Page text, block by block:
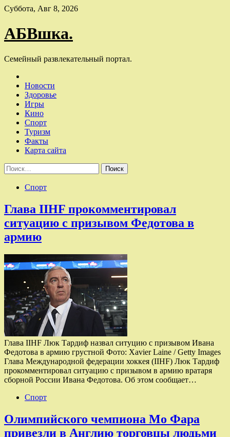
Skip
content
Суббота, Авг 8, 2026
АБВшка.
Семейный развлекательный портал.
Новости
Здоровье
Игры
Кино
Спорт
Туризм
Факты
Карта сайта
Найти:
Спорт
Глава IIHF прокомментировал
ситуацию с призывом Федотова в
армию
Глава IIHF Люк Тардиф назвал ситуцию с призывом Ивана
Федотова в армию грустной Фото: Xavier Laine / Getty Images
Глава Международной федерации хоккея (IIHF) Люк Тардиф
прокомментировал ситуацию с призывом в армию вратаря
сборной России Ивана Федотова. Об этом сообщает…
Спорт
Олимпийского чемпиона Мо Фара
привезли в Англию торговцы людьми